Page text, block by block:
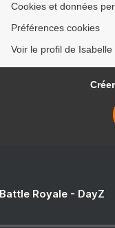
Cookies et données
Préférences cookies
Voir le profil de
Royale - DayZ